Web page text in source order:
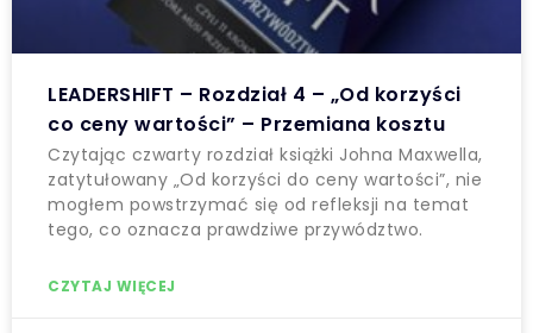
LEADERSHIFT – Rozdział 4 – „Od korzyści
co ceny wartości” – Przemiana kosztu
Czytając czwarty rozdział książki Johna Maxwella,
zatytułowany „Od korzyści do ceny wartości”, nie
mogłem powstrzymać się od refleksji na temat
tego, co oznacza prawdziwe przywództwo.
CZYTAJ WIĘCEJ